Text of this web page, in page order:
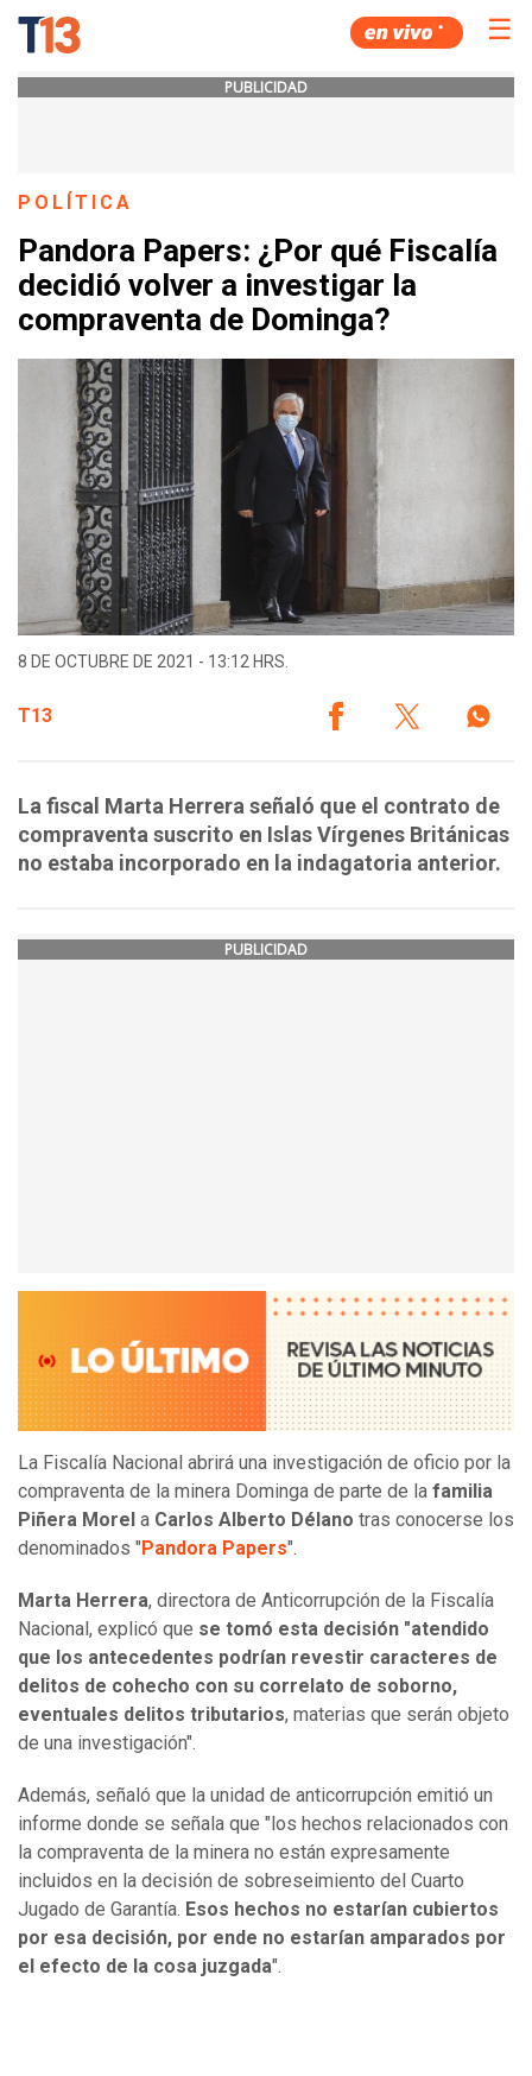
☰
PUBLICIDAD
POLÍTICA
Pandora Papers: ¿Por qué Fiscalía
decidió volver a investigar la
compraventa de Dominga?
8 DE OCTUBRE DE 2021 - 13:12 HRS.
T13
La fiscal Marta Herrera señaló que el contrato de
compraventa suscrito en Islas Vírgenes Británicas
no estaba incorporado en la indagatoria anterior.
PUBLICIDAD
La Fiscalía Nacional abrirá una investigación de oficio por la
compraventa de la minera Dominga de parte de la familia
Piñera Morel a Carlos Alberto Délano tras conocerse los
denominados " Pandora Papers".
Marta Herrera, directora de Anticorrupción de la Fiscalía
Nacional, explicó que se tomó esta decisión "atendido
que los antecedentes podrían revestir caracteres de
delitos de cohecho con su correlato de soborno,
eventuales delitos tributarios, materias que serán objeto
de una investigación".
Además, señaló que la unidad de anticorrupción emitió un
informe donde se señala que "los hechos relacionados con
la compraventa de la minera no están expresamente
incluidos en la decisión de sobreseimiento del Cuarto
Jugado de Garantía. Esos hechos no estarían cubiertos
por esa decisión, por ende no estarían amparados por
el efecto de la cosa juzgada".